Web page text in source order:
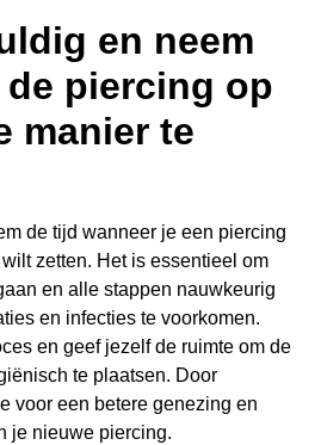
en neem
piercing op
manier te
de tijd wanneer je een piercing
zetten. Het is essentieel om
en alle stappen nauwkeurig
en infecties te voorkomen.
en geef jezelf de ruimte om de
te plaatsen. Door
voor een betere genezing en
je nieuwe piercing.